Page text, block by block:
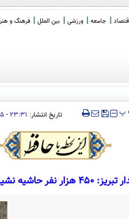
اقتصاد جامعه ورزشی بین الملل فرهنگ و هنر
پ تاریخ انتشار: ۲۳:۳۱ - ۱۵-۰۵-۱۳۹۸
نفر حاشیه نشین در تبریز